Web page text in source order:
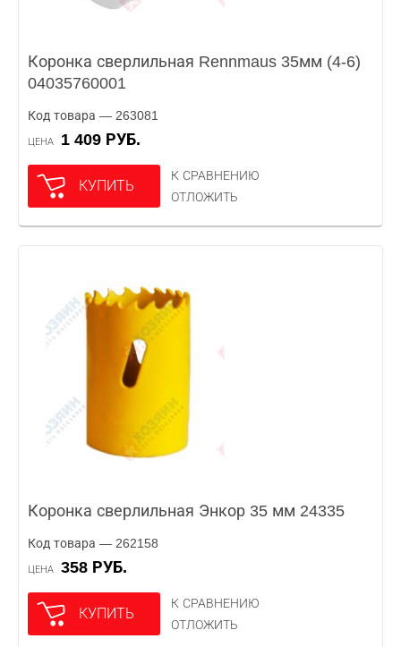
Коронка сверлильная Rennmaus 35мм (4-6)
04035760001
Код товара — 263081
ЦЕНА 1 409 РУБ.
КУПИТЬ
К СРАВНЕНИЮ
ОТЛОЖИТЬ
Коронка сверлильная Энкор 35 мм 24335
Код товара — 262158
ЦЕНА 358 РУБ.
КУПИТЬ
К СРАВНЕНИЮ
ОТЛОЖИТЬ